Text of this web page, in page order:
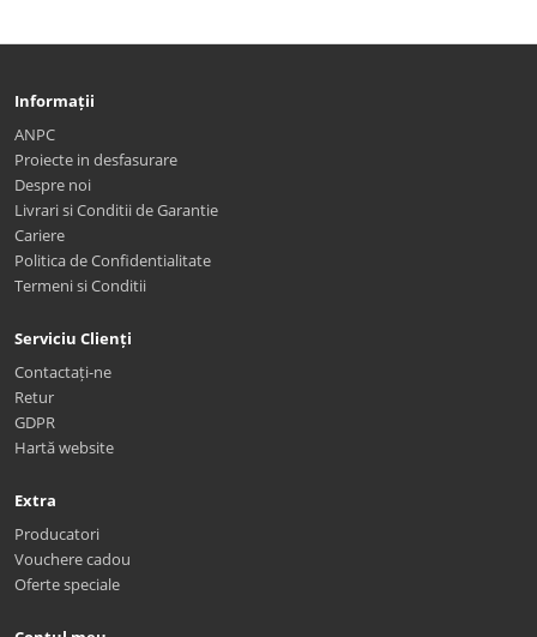
Informații
ANPC
Proiecte in desfasurare
Despre noi
Livrari si Conditii de Garantie
Cariere
Politica de Confidentialitate
Termeni si Conditii
Serviciu Clienți
Contactați-ne
Retur
GDPR
Hartă website
Extra
Producatori
Vouchere cadou
Oferte speciale